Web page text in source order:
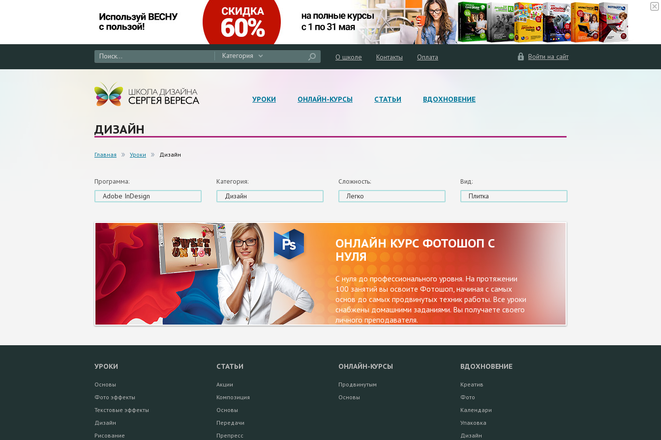
Войти на сайт
Категория О школе Контакты Оплата
УРОКИ ОНЛАЙН-КУРСЫ СТАТЬИ ВДОХНОВЕНИЕ
ДИЗАЙН
Главная Уроки Дизайн
Программа:
Adobe InDesign
Категория:
Дизайн
Сложность:
Легко
Вид:
Плитка
ОНЛАЙН КУРС ФОТОШОП С
НУЛЯ
С нуля до профессионального уровня. На протяжении
100 занятий вы освоите Фотошоп, начиная с самых
основ до самых продвинутых техник работы. Все уроки
снабжены домашними заданиями. Вы получаете своего
личного преподавателя.
УРОКИ
Основы
Фото эффекты
Текстовые эффекты
Дизайн
Рисование
СТАТЬИ
Акции
Композиция
Основы
Передачи
Препресс
ОНЛАЙН-КУРСЫ
Продвинутым
Основы
ВДОХНОВЕНИЕ
Креатив
Фото
Календари
Упаковка
Дизайн